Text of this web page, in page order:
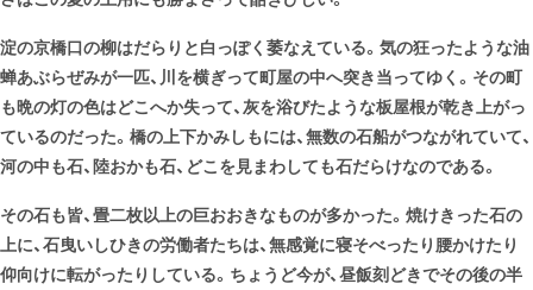
淀の京橋口の柳はだらりと白っぽく萎なえている。気の狂ったような油
蝉あぶらぜみが一匹、川を横ぎって町屋の中へ突き当ってゆく。その町
も晩の灯の色はどこへか失って、灰を浴びたような板屋根が乾き上がっ
ているのだった。橋の上下かみしもには、無数の石船がつながれていて、
河の中も石、陸おかも石、どこを見まわしても石だらけなのである。
その石も皆、畳二枚以上の巨おおきなものが多かった。焼けきった石の
上に、石曳いしひきの労働者たちは、無感覚に寝そべったり腰かけたり
仰向けに転がったりしている。ちょうど今が、昼飯刻どきでその後の半